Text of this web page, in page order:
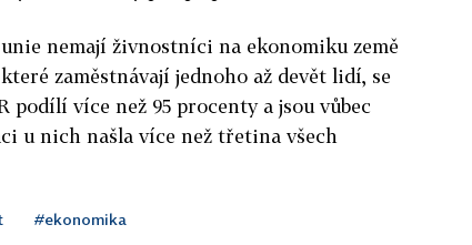
nemají živnostníci na ekonomiku země
zaměstnávají jednoho až devět lidí, se
podílí více než 95 procenty a jsou vůbec
u nich našla více než třetina všech
#ekonomika